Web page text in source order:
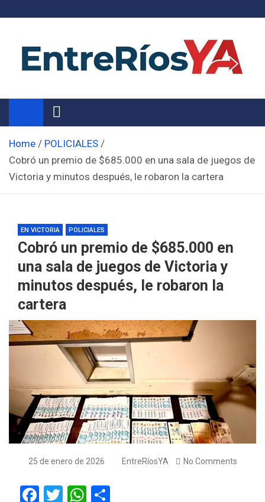
Noticias de Entre Ríos
Información de toda la provincia ahora
Home
POLICIALES
Cobró un premio de $685.000 en una sala de juegos de
Victoria y minutos después, le robaron la cartera
EN VICTORIA POLICIALES
Cobró un premio de $685.000 en
una sala de juegos de Victoria y
minutos después, le robaron la
cartera
25 de enero de 2026 EntreRíosYA No Comments
F
T
W